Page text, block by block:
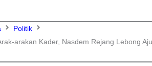
Politik
arakan Kader, Nasdem Rejang Lebong